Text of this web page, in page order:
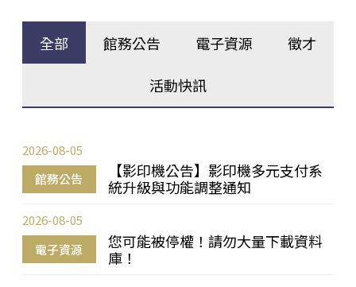
全部 館務公告 電子資源 徵才
活動快訊
館務公告
【影印機公告】影印機多元支付系
統升級與功能調整通知
2026-08-05
電子資源
您可能被停權！請勿大量下載資料
庫！
2026-08-05